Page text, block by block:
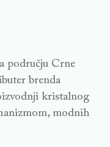
području Crne
brenda
kristalnog
modnih